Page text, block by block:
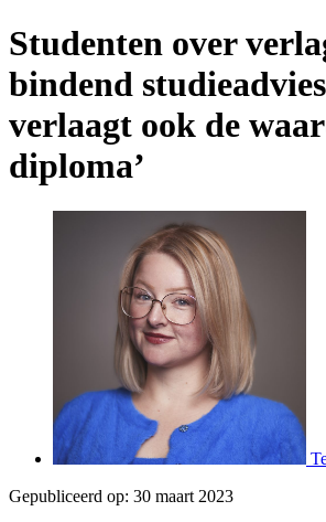
Studenten over
bindend
verlaagt ook de
diploma’
Gepubliceerd op: 30 maart 2023